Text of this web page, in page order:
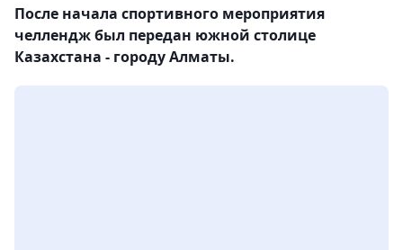
После начала спортивного мероприятия
челлендж был передан южной столице
Казахстана - городу Алматы.